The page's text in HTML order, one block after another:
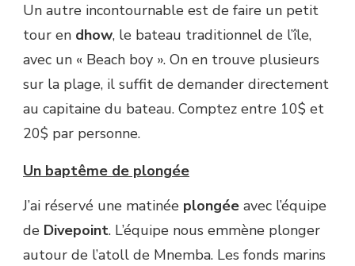
Un autre incontournable est de faire un petit
tour en dhow, le bateau traditionnel de l’île,
avec un « Beach boy ». On en trouve plusieurs
sur la plage, il suffit de demander directement
au capitaine du bateau. Comptez entre 10$ et
20$ par personne.
Un baptême de plongée
J’ai réservé une matinée plongée avec l’équipe
de Divepoint. L’équipe nous emmène plonger
autour de l’atoll de Mnemba. Les fonds marins